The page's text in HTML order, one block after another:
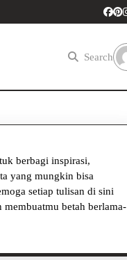
Search
berbagi inspirasi,
yang mungkin bisa
setiap tulisan di sini
membuatmu betah berlama-